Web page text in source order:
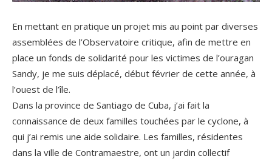
En mettant en pratique un projet mis au point par diverses
assemblées de l’Observatoire critique, afin de mettre en
place un fonds de solidarité pour les victimes de l’ouragan
Sandy, je me suis déplacé, début février de cette année, à
l’ouest de l’île.
Dans la province de Santiago de Cuba, j’ai fait la
connaissance de deux familles touchées par le cyclone, à
qui j’ai remis une aide solidaire. Les familles, résidentes
dans la ville de Contramaestre, ont un jardin collectif